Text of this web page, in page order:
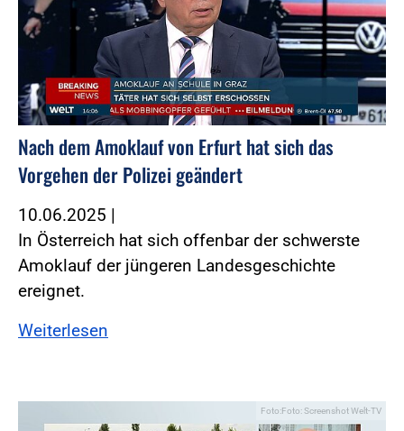
Nach dem Amoklauf von Erfurt hat sich das
Vorgehen der Polizei geändert
10.06.2025 |
In Österreich hat sich offenbar der schwerste
Amoklauf der jüngeren Landesgeschichte
ereignet.
Weiterlesen
Foto:Foto: Screenshot Welt-TV